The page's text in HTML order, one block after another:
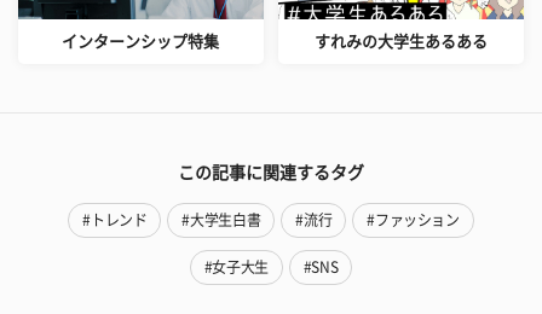
インターンシップ特集 すれみの大学生あるある
この記事に関連するタグ
#トレンド #大学生白書 #流行 #ファッション
#女子大生 #SNS